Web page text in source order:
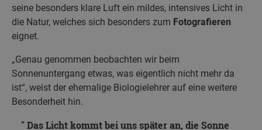
seine besonders klare Luft ein mildes, intensives Licht in
die Natur, welches sich besonders zum Fotografieren
eignet.
„Genau genommen beobachten wir beim
Sonnenuntergang etwas, was eigentlich nicht mehr da
ist“, weist der ehemalige Biologielehrer auf eine weitere
Besonderheit hin.
Das Licht kommt bei uns später an, die Sonne